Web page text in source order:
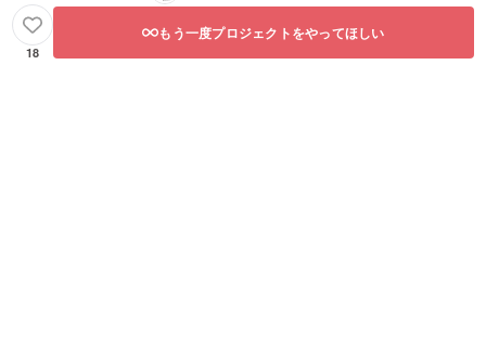
18
もう一度プロジェクトをやってほしい